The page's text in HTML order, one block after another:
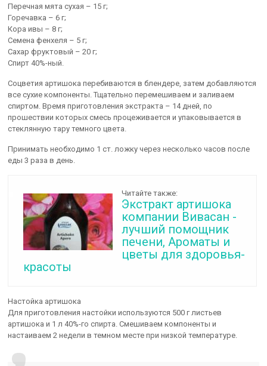
Перечная мята сухая – 15 г;
Горечавка – 6 г;
Кора ивы – 8 г;
Семена фенхеля – 5 г;
Сахар фруктовый – 20 г;
Спирт 40%-ный.
Соцветия артишока перебиваются в блендере, затем добавляются
все сухие компоненты. Тщательно перемешиваем и заливаем
спиртом. Время приготовления экстракта – 14 дней, по
прошествии которых смесь процеживается и упаковывается в
стеклянную тару темного цвета.
Принимать необходимо 1 ст. ложку через несколько часов после
еды 3 раза в день.
Читайте также:
Экстракт артишока
компании Вивасан -
лучший помощник
печени, Ароматы и
цветы для здоровья-
красоты
Настойка артишока
Для приготовления настойки используются 500 г листьев
артишока и 1 л 40%-го спирта. Смешиваем компоненты и
настаиваем 2 недели в темном месте при низкой температуре.